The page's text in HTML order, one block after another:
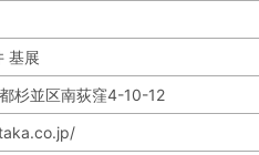
基展
杉並区南荻窪4-10-12